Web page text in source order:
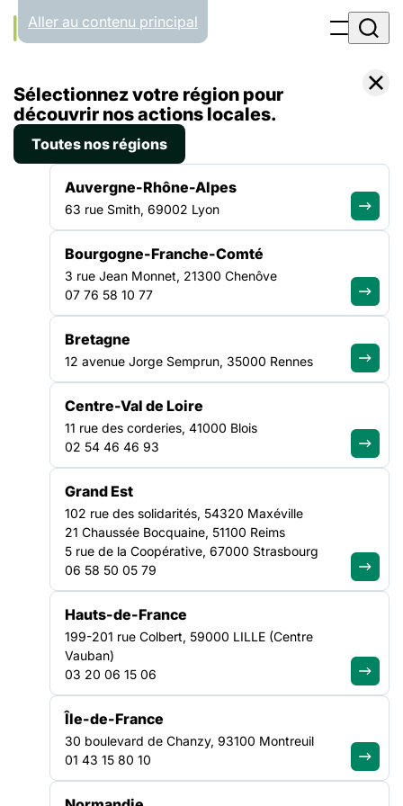
Panneau de gestion des cookies
Aller au contenu principal
Accueil Liste des plaidoyers Transition écologique
Transition écologique
Dans son dernier rapport, le GIEC insiste sur
l’aspect « social » de la transition écologique
(enjeux de sobriété énergétique, nouveaux
modèles de consommation) qui implique de
penser une transition « juste », permettant à
chacun.e de s’engager dans une démarche
durable et inclusive.
Sélectionnez votre région pour
découvrir nos actions locales.
Toutes nos régions
Auvergne-Rhône-Alpes
63 rue Smith, 69002 Lyon
Bourgogne-Franche-Comté
3 rue Jean Monnet, 21300 Chenôve
07 76 58 10 77
Bretagne
12 avenue Jorge Semprun, 35000 Rennes
Centre-Val de Loire
11 rue des corderies, 41000 Blois
02 54 46 46 93
Grand Est
102 rue des solidarités, 54320 Maxéville
21 Chaussée Bocquaine, 51100 Reims
5 rue de la Coopérative, 67000 Strasbourg
06 58 50 05 79
Hauts-de-France
199-201 rue Colbert, 59000 LILLE (Centre
Vauban)
03 20 06 15 06
Île-de-France
30 boulevard de Chanzy, 93100 Montreuil
01 43 15 80 10